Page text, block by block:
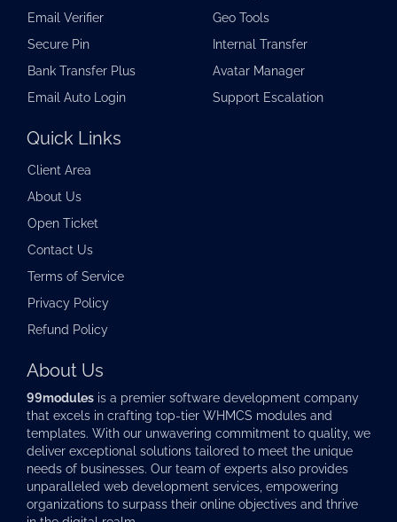
Email Verifier
Secure Pin
Bank Transfer Plus
Email Auto Login
Geo Tools
Internal Transfer
Avatar Manager
Support Escalation
Quick Links
Client Area
About Us
Open Ticket
Contact Us
Terms of Service
Privacy Policy
Refund Policy
About Us
99modules is a premier software development company
that excels in crafting top-tier WHMCS modules and
templates. With our unwavering commitment to quality, we
deliver exceptional solutions tailored to meet the unique
needs of businesses. Our team of experts also provides
unparalleled web development services, empowering
organizations to surpass their online objectives and thrive